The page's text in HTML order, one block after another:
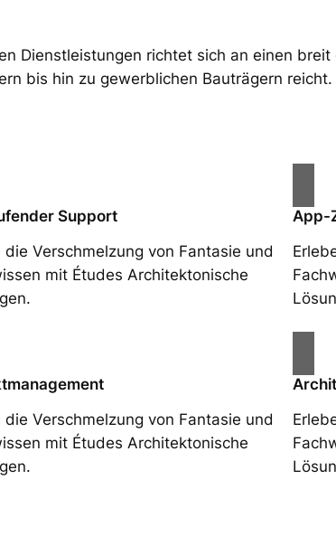
Dienstleistungen richtet sich an einen
bis hin zu gewerblichen Bauträgern reicht.
Support
die Verschmelzung von Fantasie und
mit Études Architektonische
App-
die Verschmelzung von Fantasie und
mit Études Architektonische